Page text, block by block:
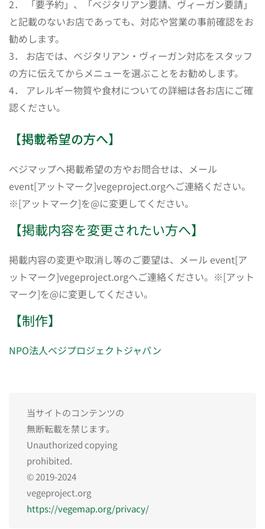
2． 「要予約」、「ベジタリアン要請、ヴィーガン要請」
と記載のないお店であっても、対応や営業の事前確認をお
勧めします。
3． お店では、ベジタリアン・ヴィーガン対応をスタッフ
の方に伝えてからメニューを選ぶことをお勧めします。
4． アレルギー物質や食材についての詳細は各お店にご確
認ください。
【掲載希望の方へ】
ベジマップへ掲載希望の方やお問合せは、メール
event[アットマーク]vegeproject.orgへご連絡ください。
※[アットマーク]を@に変更してください。
【掲載内容を変更されたい方へ】
掲載内容の変更や取消し等のご要望は、メール event[ア
ットマーク]vegeproject.orgへご連絡ください。※[アット
マーク]を@に変更してください。
【制作】
NPO法人ベジプロジェクトジャパン
当サイトのコンテンツの
無断転載を禁じます。
Unauthorized copying
prohibited.
© 2019-2024
vegeproject.org
https://vegemap.org/privacy/